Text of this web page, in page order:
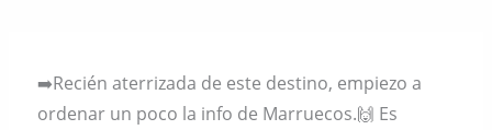
➡️Recién aterrizada de este destino, empiezo a
ordenar un poco la info de Marruecos.🙌 Es